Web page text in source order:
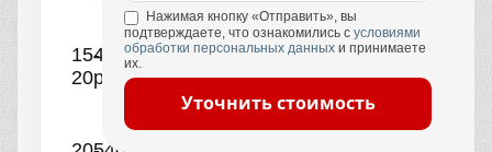
15-
20
490
руб.
Нажимая кнопку «Отправить», вы
подтверждаете, что ознакомились с условиями
обработки персональных данных и принимаете
их.
Уточнить стоимость